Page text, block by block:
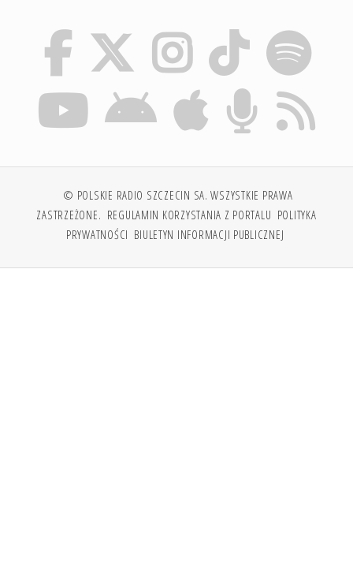
© POLSKIE RADIO SZCZECIN SA. WSZYSTKIE PRAWA
ZASTRZEŻONE. REGULAMIN KORZYSTANIA Z PORTALU POLITYKA
PRYWATNOŚCI BIULETYN INFORMACJI PUBLICZNEJ